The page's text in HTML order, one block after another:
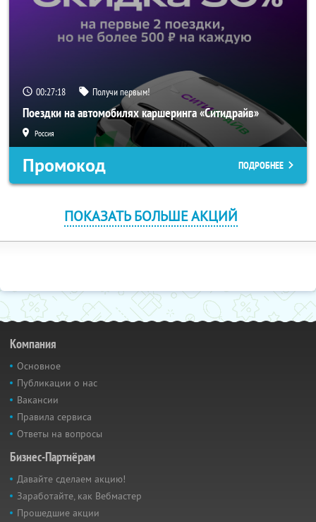
00:27:18 Получи первым!
Поездки на автомобилях каршеринга «Ситидрайв»
Россия
Промокод ПОДРОБНЕЕ
ПОКАЗАТЬ БОЛЬШЕ АКЦИЙ
Компания
Основное
Публикации о нас
Вакансии
Правила сервиса
Ответы на вопросы
Бизнес-Партнёрам
Давайте сделаем акцию!
Заработайте, как Вебмастер
Прошедшие акции